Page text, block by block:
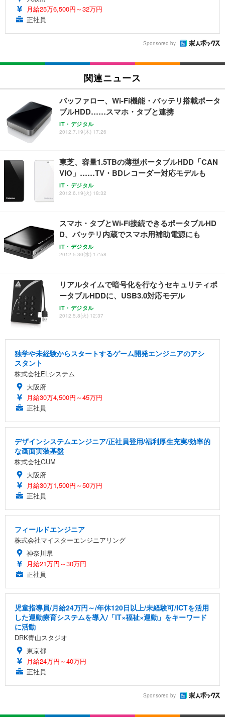
月給25万6,500円～32万円
正社員
Sponsored by
関連ニュース
バッファロー、Wi-Fi機能・バッテリ搭載ポータ
ブルHDD……スマホ・タブと連携
IT・デジタル
2012.7.19(木) 17:26
東芝、容量1.5TBの薄型ポータブルHDD「CAN
VIO」……TV・BDレコーダー対応モデルも
IT・デジタル
2012.6.19(火) 18:32
スマホ・タブとWi-Fi接続できるポータブルHD
D、バッテリ内蔵でスマホ用補助電源にも
IT・デジタル
2012.5.30(水) 17:58
リアルタイムで暗号化を行なうセキュリティポ
ータブルHDDに、USB3.0対応モデル
IT・デジタル
2012.5.8(火) 12:37
独学や未経験からスタートするゲーム開発エンジニアのアシ
スタント
株式会社ELシステム
大阪府
月給30万4,500円～45万円
正社員
デザインシステムエンジニア/正社員登用/福利厚生充実/効率的
な画面実装基盤
株式会社GUM
大阪府
月給30万1,500円～50万円
正社員
フィールドエンジニア
株式会社マイスターエンジニアリング
神奈川県
月給21万円～30万円
正社員
児童指導員/月給24万円～/年休120日以上/未経験可/ICTを活用
した運動療育システムを導入/「IT×福祉×運動」をキーワード
に活動
DRK青山スタジオ
東京都
月給24万円～40万円
正社員
Sponsored by